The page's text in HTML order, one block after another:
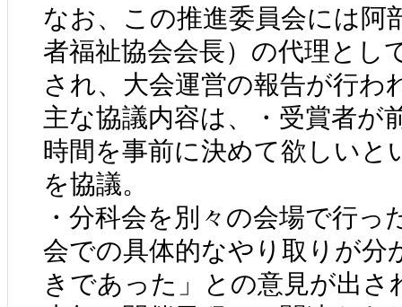
なお、この推進委員会には阿
者福祉協会会長）の代理とし
され、大会運営の報告が行わ
主な協議内容は、・受賞者が
時間を事前に決めて欲しいと
を協議。
・分科会を別々の会場で行
会での具体的なやり取りが分
きであった」との意見が出さ